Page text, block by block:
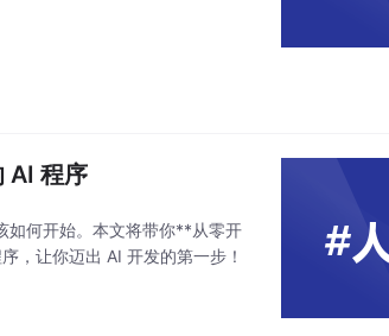
AI 程序
如何开始。本文将带你**从零开
，让你迈出 AI 开发的第一步！